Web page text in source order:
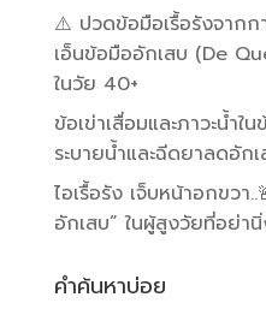
⚠️ ปวดข้อมือเรื้อรังจาก
เอ็นข้อมืออักเสบ (De
ในวัย 40+
ข้อเข่าเสื่อมและภาวะน้ำใ
ระบายน้ำและฉีดยาลด
ไอเรื้อรัง เจ็บหน้าอกข
อักเสบ” ในผู้สูงวัยที่อย่า
คำค้นหาบ่อย